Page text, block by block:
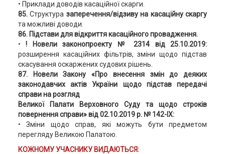
• Приклади доводів касаційної скарги.
85.Структура заперечення/відзиву на касаційну скаргу
та можливі доводи.
86. Підстави для відкриття касаційного провадження.
•! Новели законопроекту № 2314 від 25.10.2019:
розширення касаційних фільтрів, зміни щодо підстав
скасування оскаржених судових рішень.
87. Новели Закону «Про внесення змін до деяких
законодавчих актів України щодо підстав передачі
справи на розгляд
Великої Палати Верховного Суду та щодо строків
повернення справи» від 02.10.2019 р. № 142-IX:
• Зміни щодо справ, які можуть бути предметом
перегляду Великою Палатою.
КОЖНОМУ УЧАСНИКУ ВИДАЮТЬСЯ: